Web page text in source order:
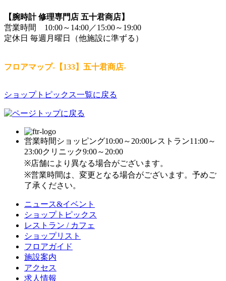
【腕時計 修理専門店 五十君商店】
営業時間 10:00～14:00／15:00～19:00
定休日 毎週月曜日（他施設に準ずる）
フロアマップ-【133】五十君商店-
ショップトピックス一覧に戻る
営業時間 ショッピング10:00～20:00レストラン11:00～
23:00クリニック9:00～20:00
※店舗により異なる場合がございます。
※営業時間は、変更となる場合がございます。予めご
了承ください。
ニュース&イベント
ショップトピックス
レストラン / カフェ
ショップリスト
フロアガイド
施設案内
アクセス
求人情報